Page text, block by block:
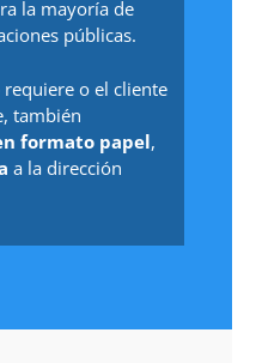
la mayoría de
públicas.
o el cliente
también
formato papel,
a la dirección